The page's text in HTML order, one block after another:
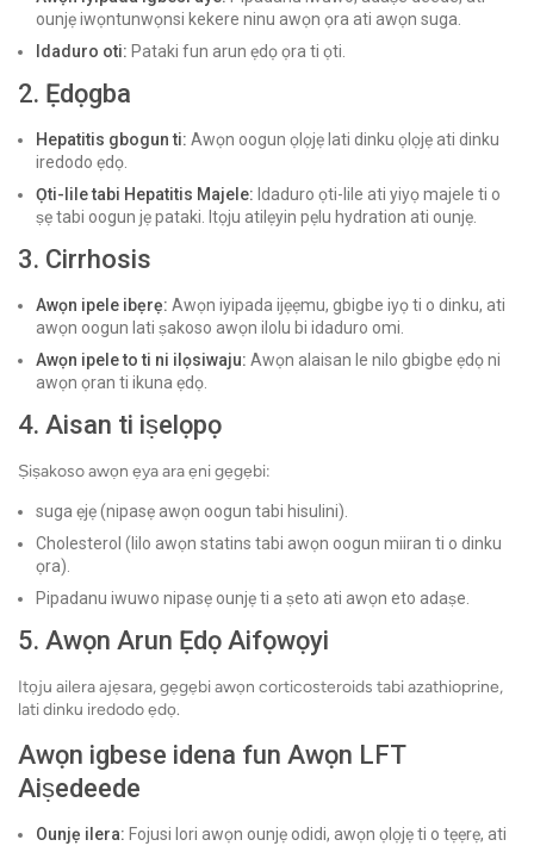
ounjẹ iwọntunwọnsi kekere ninu awọn ọra ati awọn suga.
Idaduro oti: Pataki fun arun ẹdọ ọra ti ọti.
2. Ẹdọgba
Hepatitis gbogun ti: Awọn oogun ọlọjẹ lati dinku ọlọjẹ ati dinku
iredodo ẹdọ.
Ọti-lile tabi Hepatitis Majele: Idaduro ọti-lile ati yiyọ majele ti o
ṣẹ tabi oogun jẹ pataki. Itọju atilẹyin pẹlu hydration ati ounjẹ.
3. Cirrhosis
Awọn ipele ibẹrẹ: Awọn iyipada ijẹẹmu, gbigbe iyọ ti o dinku, ati
awọn oogun lati ṣakoso awọn ilolu bi idaduro omi.
Awọn ipele to ti ni ilọsiwaju: Awọn alaisan le nilo gbigbe ẹdọ ni
awọn ọran ti ikuna ẹdọ.
4. Aisan ti iṣelọpọ
Ṣiṣakoso awọn ẹya ara ẹni gẹgẹbi:
suga ẹjẹ (nipasẹ awọn oogun tabi hisulini).
Cholesterol (lilo awọn statins tabi awọn oogun miiran ti o dinku
ọra).
Pipadanu iwuwo nipasẹ ounjẹ ti a ṣeto ati awọn eto adaṣe.
5. Awọn Arun Ẹdọ Aifọwọyi
Itọju ailera ajẹsara, gẹgẹbi awọn corticosteroids tabi azathioprine,
lati dinku iredodo ẹdọ.
Awọn igbese idena fun Awọn LFT
Aiṣedeede
Ounjẹ ilera: Fojusi lori awọn ounjẹ odidi, awọn ọlọjẹ ti o tẹẹrẹ, ati